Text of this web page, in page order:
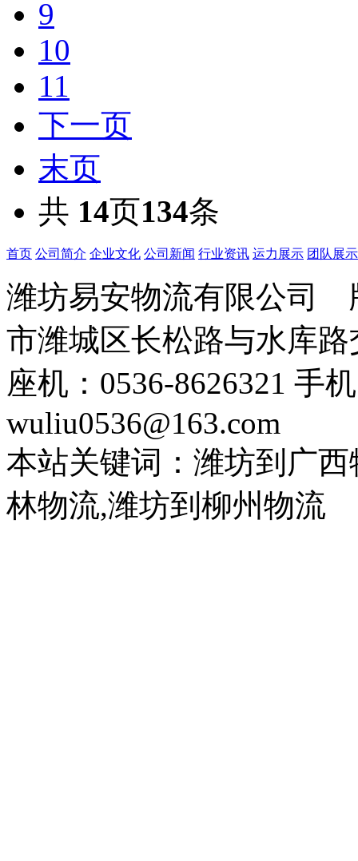
9
10
11
下一页
末页
共 14页134条
首页 公司简介 企业文化 公司新闻 行业资讯 运力展示 团队展示
潍坊易安物流有限公
市潍城区长松路与水库
座机：0536-8626321 手
wuliu0536@163.com
本站关键词：潍坊到广
林物流,潍坊到柳州物流